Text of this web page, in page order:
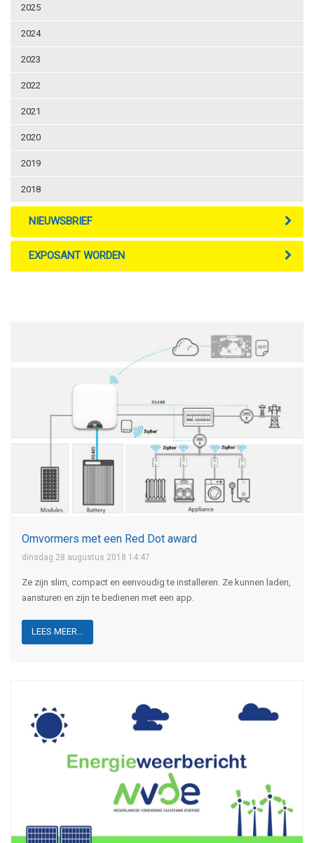
2025
2024
2023
2022
2021
2020
2019
2018
NIEUWSBRIEF
EXPOSANT WORDEN
Omvormers met een Red Dot award
dinsdag 28 augustus 2018 14:47
Ze zijn slim, compact en eenvoudig te installeren. Ze kunnen laden,
aansturen en zijn te bedienen met een app.
LEES MEER...